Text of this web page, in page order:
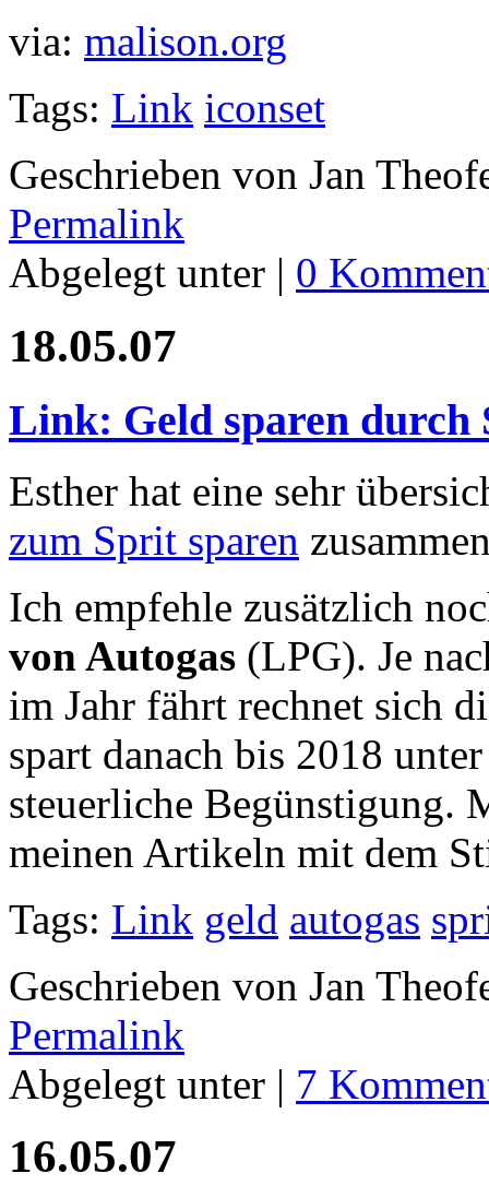
via: malison.org
Tags: Link iconset
Geschrieben von Jan
Permalink
Abgelegt unter | 0
18.05.07
Link: Geld sparen durch
Esther hat eine sehr
zum Sprit sparen
Ich empfehle zusätzlich
von Autogas (LPG). Je
im Jahr fährt rechnet sich
spart danach bis 2018
steuerliche Begünstigung.
meinen Artikeln mit dem
Tags: Link geld autogas
Geschrieben von Jan
Permalink
Abgelegt unter | 7
16.05.07